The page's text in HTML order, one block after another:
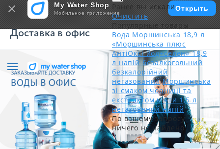
Ранее вы искали
Очистить
Популярные товары
Вода Моршинська 18,9 л
«Моршинська плюс
АнтіОксі йод+селен» 18,9
л напій безалкогольний
безкалорійний
негазований Моршинська
зі смаком чорниці та
екстрактом м'яти 1,5 л
негазований напій
По вашему запросу
ничего не найдено
Доставка в офис
My Water Shop
Мобильное приложение
Открыть